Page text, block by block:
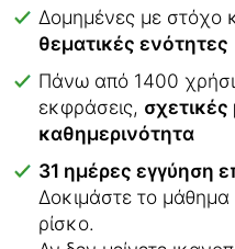
Δομημένες με στόχο
θεματικές ενότητες
Πάνω από 1400
εκφράσεις, σχετικές
καθημερινότητα
31 ημέρες εγγύηση
Δοκιμάστε το
ρίσκο.